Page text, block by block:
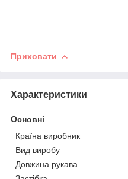
Приховати
Характеристики
Основні
Країна виробник
Вид виробу
Довжина рукава